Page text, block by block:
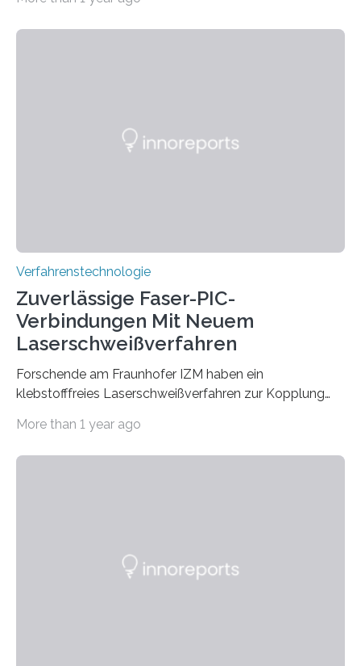
Flugverkehr. Forschende am Paul Scherrer Institut PSI
brennen, der Grundstoff für baufertigen Zement. Wenig
Verfahrenstechnologie
Zuverlässige Faser-PIC-
Verbindungen Mit Neuem
Laserschweißverfahren
Forschende am Fraunhofer IZM haben ein
klebstofffreies Laserschweißverfahren zur Kopplung
optischen Glasfasern realisiert, welches auch in
Tieftemperaturumgebung ist unerlässlich zur
More than 1 year ago